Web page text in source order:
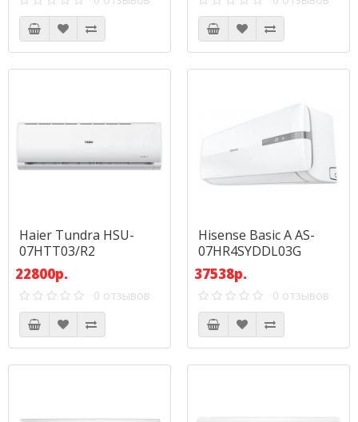
Haier Tundra HSU-
07HTT03/R2
22800р.
0 отзывов
Hisense Basic A AS-
07HR4SYDDL03G
37538р.
0 отзывов